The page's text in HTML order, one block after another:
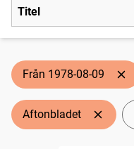
Titel
Från 1978-08-09
Aftonbladet